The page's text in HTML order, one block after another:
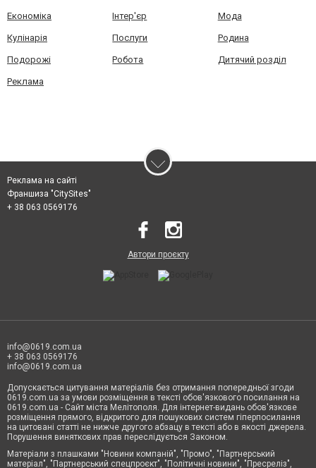
Економіка Інтер'єр Мода
Кулінарія Послуги Родина
Подорожі Робота Дитячий розділ
Реклама
Реклама на сайті
Франшиза "CitySites"
+ 38 063 0569176
Автори проєкту
info@0619.com.ua
+ 38 063 0569176
info@0619.com.ua
Допускається цитування матеріалів без отримання попередньої згоди
0619.com.ua за умови розміщення в тексті обов'язкового посилання на
0619.com.ua - Сайт міста Мелітополя. Для інтернет-видань обов'язкове
розміщення прямого, відкритого для пошукових систем гіперпосилання
на цитовані статті не нижче другого абзацу в тексті або в якості джерела.
Порушення виняткових прав переслідується Законом.
Матеріали з плашками "Новини компаній", "Промо", "Партнерський
матеріал", "Партнерський спецпроєкт", "Політичні новини", "Пресреліз",